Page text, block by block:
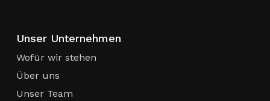
Unser Unternehmen
Wofür wir stehen
Über uns
Unser Team